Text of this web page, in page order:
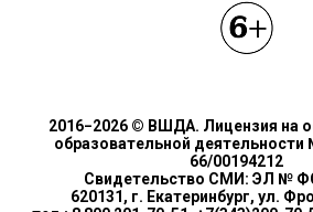
2016−2026 © ВШДА. Лицензия на
образовательной
66/00194212
Свидетельство СМИ: ЭЛ №
620131, г. Екатеринбург, ул.